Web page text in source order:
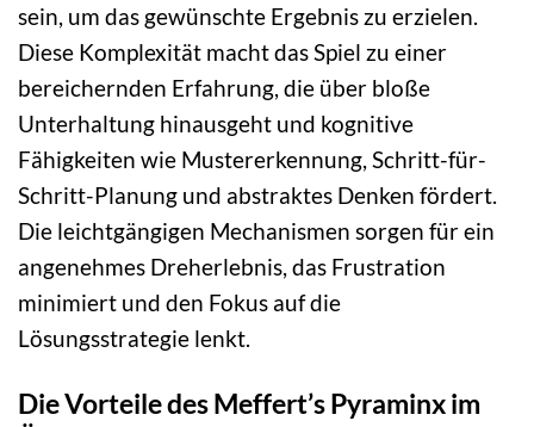
sein, um das gewünschte Ergebnis zu erzielen.
Diese Komplexität macht das Spiel zu einer
bereichernden Erfahrung, die über bloße
Unterhaltung hinausgeht und kognitive
Fähigkeiten wie Mustererkennung, Schritt-für-
Schritt-Planung und abstraktes Denken fördert.
Die leichtgängigen Mechanismen sorgen für ein
angenehmes Dreherlebnis, das Frustration
minimiert und den Fokus auf die
Lösungsstrategie lenkt.
Die Vorteile des Meffert’s Pyraminx im